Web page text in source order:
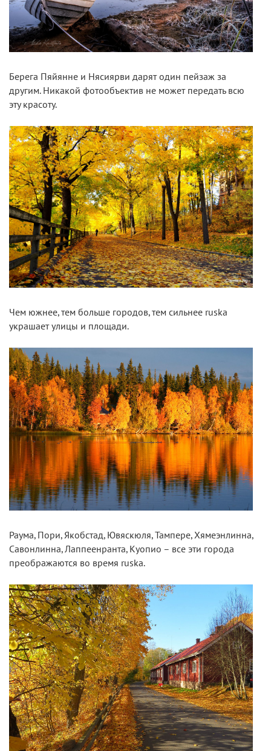
Берега Пяйянне и Нясиярви дарят один пейзаж за
другим. Никакой фотообъектив не может передать всю
эту красоту.
Чем южнее, тем больше городов, тем сильнее ruska
украшает улицы и площади.
Раума, Пори, Якобстад, Ювяскюля, Тампере, Хямеэнлинна,
Савонлинна, Лаппеенранта, Куопио – все эти города
преображаются во время ruska.